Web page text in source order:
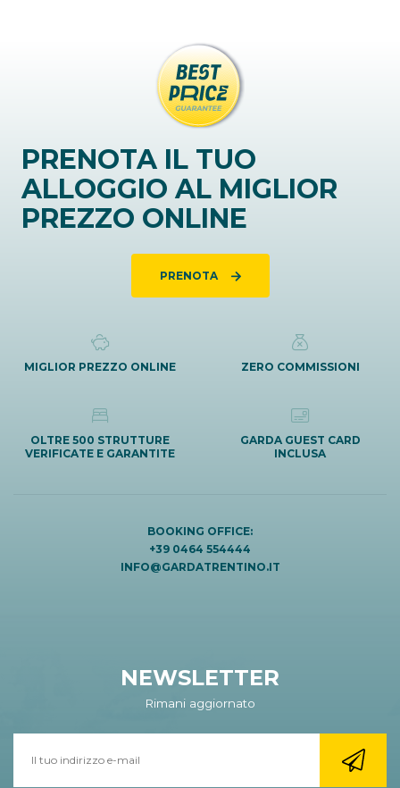
PRENOTA IL TUO
ALLOGGIO AL MIGLIOR
PREZZO ONLINE
PRENOTA
MIGLIOR PREZZO ONLINE ZERO COMMISSIONI
OLTRE 500 STRUTTURE
VERIFICATE E GARANTITE
GARDA GUEST CARD
INCLUSA
BOOKING OFFICE:
+39 0464 554444
INFO@GARDATRENTINO.IT
NEWSLETTER
Rimani aggiornato